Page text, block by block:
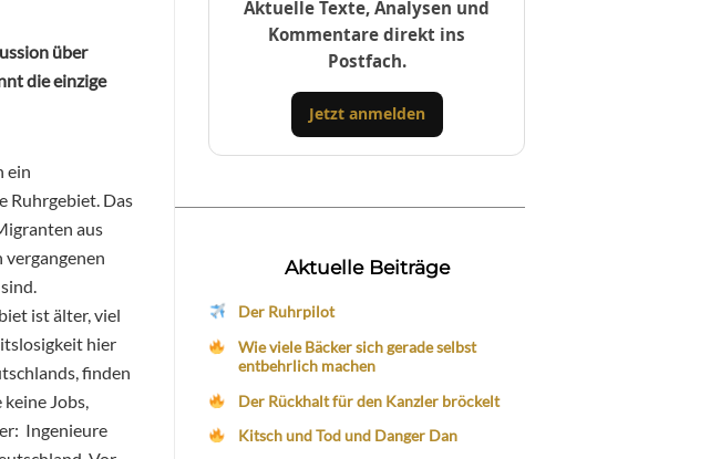
über
die einzige
ein
Ruhrgebiet. Das
aus
vergangenen
ist älter, viel
hier
finden
Jobs,
Ingenieure
Aktuelle Texte, Analysen und
Kommentare direkt ins
Postfach.
Jetzt anmelden
Aktuelle Beiträge
Der Ruhrpilot
Wie viele Bäcker sich gerade selbst
entbehrlich machen
Der Rückhalt für den Kanzler bröckelt
Kitsch und Tod und Danger Dan